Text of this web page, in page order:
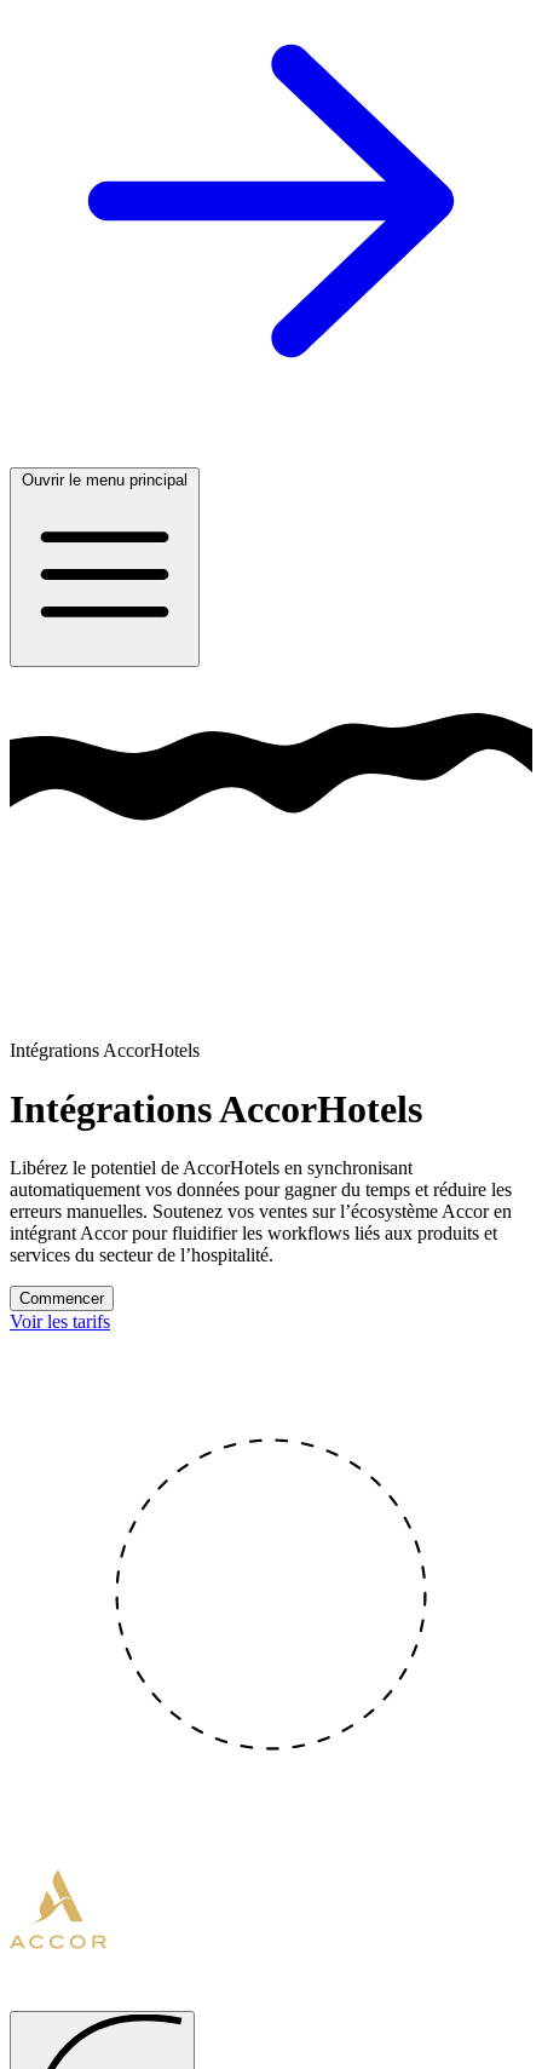
Ouvrir le menu principal
Intégrations AccorHotels
Intégrations AccorHotels
Libérez le potentiel de AccorHotels en synchronisant
automatiquement vos données pour gagner du temps et réduire les
erreurs manuelles. Soutenez vos ventes sur l’écosystème Accor en
intégrant Accor pour fluidifier les workflows liés aux produits et
services du secteur de l’hospitalité.
Commencer
Voir les tarifs